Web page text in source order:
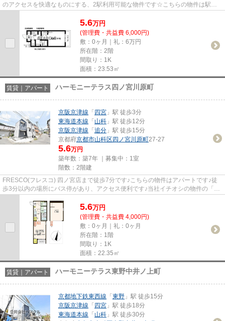
のアクセスを快適なものにする、2駅利用可能な物件です☆こちらの物件は駅ま
5.6万円
(管理費・共益費 6,000円)
敷：0ヶ月｜礼：6万円
所在階：2階
間取り：1K
面積：23.53㎡
賃貸｜アパート ハーモニーテラス四ノ宮川原町
京阪京津線 「 四宮 」駅 徒歩3分
東海道本線 「 山科 」駅 徒歩12分
京阪京津線 「 追分 」駅 徒歩15分
京都府京都市山科区 四ノ宮川原町27-27
5.6万円
築年数：築7年 ｜募集中： 1室
階数：2階建
FRESCO(フレスコ) 四ノ宮店まで徒歩7分です♪こちらの物件はアパートです♪徒
歩3分以内の場所にバス停があり、アクセス便利です♪当社イチオシの物件の「ハ
5.6万円
(管理費・共益費 4,000円)
敷：0ヶ月｜礼：0ヶ月
所在階：1階
間取り：1K
面積：22.35㎡
賃貸｜アパート ハーモニーテラス東野中井ノ上町
京都地下鉄東西線 「 東野 」駅 徒歩15分
京阪京津線 「 四宮 」駅 徒歩18分
東海道本線 「 山科 」駅 徒歩30分